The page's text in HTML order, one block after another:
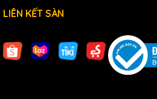
LIÊN KẾT SÀN